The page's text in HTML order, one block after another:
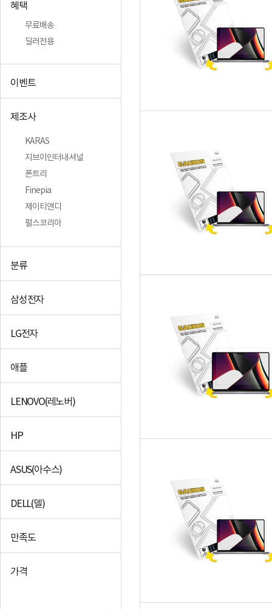
혜택
무료배송
딜러전용
이벤트
제조사
KARAS
지브이인터내셔널
폰트리
Finepia
제이티앤디
펄스코리아
분류
삼성전자
LG전자
애플
LENOVO(레노버)
HP
ASUS(아수스)
DELL(델)
만족도
가격